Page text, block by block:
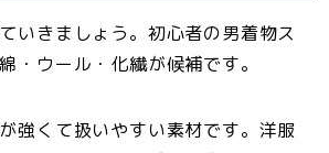
いきましょう。初心者の男着物ス
・ウール・化繊が候補です。
強くて扱いやすい素材です。洋服